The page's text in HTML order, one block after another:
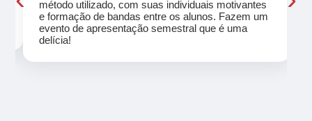
método utilizado, com suas individuais motivantes
e formação de bandas entre os alunos. Fazem um
evento de apresentação semestral que é uma
delícia!